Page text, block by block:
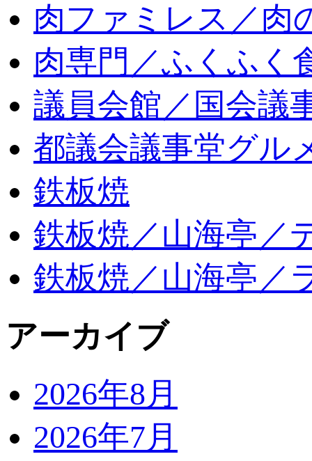
肉ファミレス／肉
肉専門／ふくふく
議員会館／国会議
都議会議事堂グル
鉄板焼
鉄板焼／山海亭／
鉄板焼／山海亭／
アーカイブ
2026年8月
2026年7月